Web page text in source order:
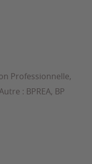
Professionnelle,
: BPREA, BP